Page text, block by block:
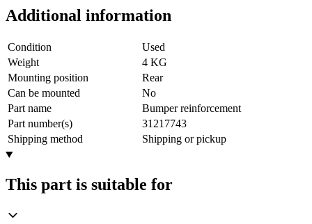
Additional information
Condition
Used
Weight
4 KG
Mounting position
Rear
Can be mounted
No
Part name
Bumper reinforcement
Part number(s)
31217743
Shipping method
Shipping or pickup
This part is suitable for